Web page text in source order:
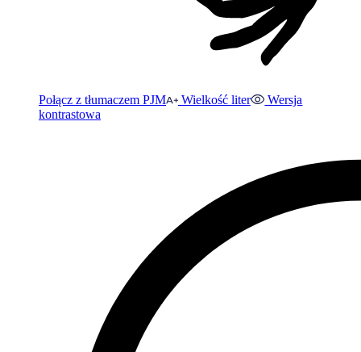
Połącz z tłumaczem PJM Wielkość liter
Wersja
kontrastowa